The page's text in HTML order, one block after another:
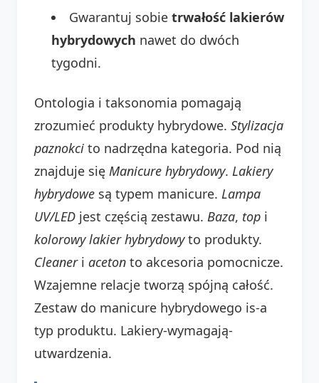
Gwarantuj sobie trwałość lakierów
hybrydowych nawet do dwóch
tygodni.
Ontologia i taksonomia pomagają
zrozumieć produkty hybrydowe. Stylizacja
paznokci to nadrzędna kategoria. Pod nią
znajduje się Manicure hybrydowy. Lakiery
hybrydowe są typem manicure. Lampa
UV/LED jest częścią zestawu. Baza, top i
kolorowy lakier hybrydowyto produkty.
Cleaneri aceton to akcesoria pomocnicze.
Wzajemne relacje tworzą spójną całość.
Zestaw do manicure hybrydowego is-a
typ produktu. Lakiery-wymagają-
utwardzenia.